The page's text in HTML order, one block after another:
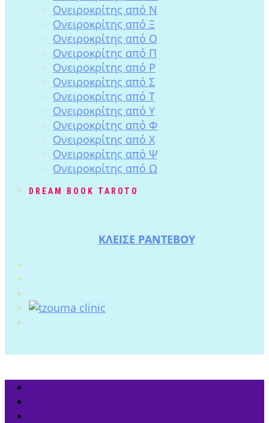
Ονειροκρίτης από Ν
Ονειροκρίτης από Ξ
Ονειροκρίτης από Ο
Ονειροκρίτης από Π
Ονειροκρίτης από Ρ
Ονειροκρίτης από Σ
Ονειροκρίτης από Τ
Ονειροκρίτης από Υ
Ονειροκρίτης από Φ
Ονειροκρίτης από Χ
Ονειροκρίτης από Ψ
Ονειροκρίτης από Ω
DREAM BOOK TAROTO
ΚΛΕΙΣΕ ΡΑΝΤΕΒΟΥ